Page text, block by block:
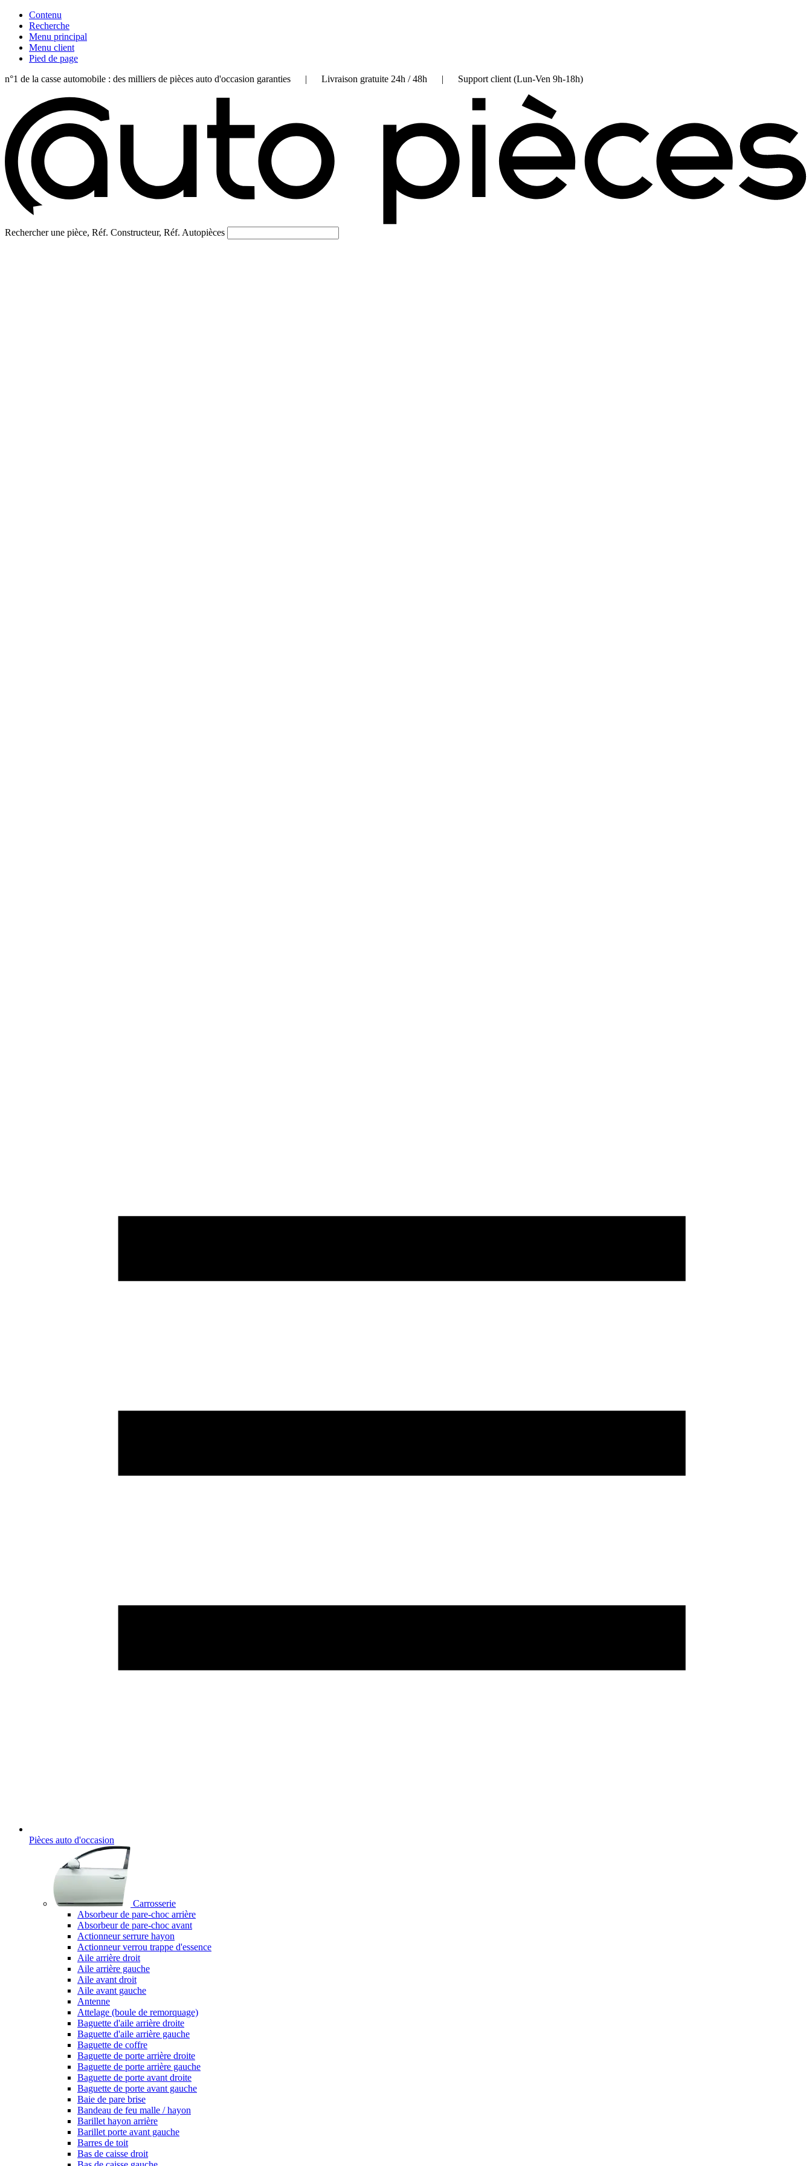
Contenu
Recherche
Menu principal
Menu client
Pied de page
n°1 de la casse automobile : des milliers de pièces auto d'occasion garanties | Livraison gratuite 24h / 48h | Support client (Lun-Ven 9h-18h)
Rechercher une pièce, Réf. Constructeur, Réf. Autopièces
Pièces auto d'occasion
Carrosserie
Absorbeur de pare-choc arrière
Absorbeur de pare-choc avant
Actionneur serrure hayon
Actionneur verrou trappe d'essence
Aile arrière droit
Aile arrière gauche
Aile avant droit
Aile avant gauche
Antenne
Attelage (boule de remorquage)
Baguette d'aile arrière droite
Baguette d'aile arrière gauche
Baguette de coffre
Baguette de porte arrière droite
Baguette de porte arrière gauche
Baguette de porte avant droite
Baguette de porte avant gauche
Baie de pare brise
Bandeau de feu malle / hayon
Barillet hayon arrière
Barillet porte avant gauche
Barres de toit
Bas de caisse droit